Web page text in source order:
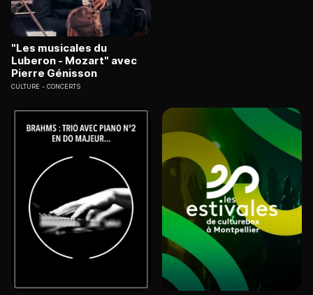
"Les musicales du
Luberon - Mozart" avec
Pierre Génisson
CULTURE CONCERTS